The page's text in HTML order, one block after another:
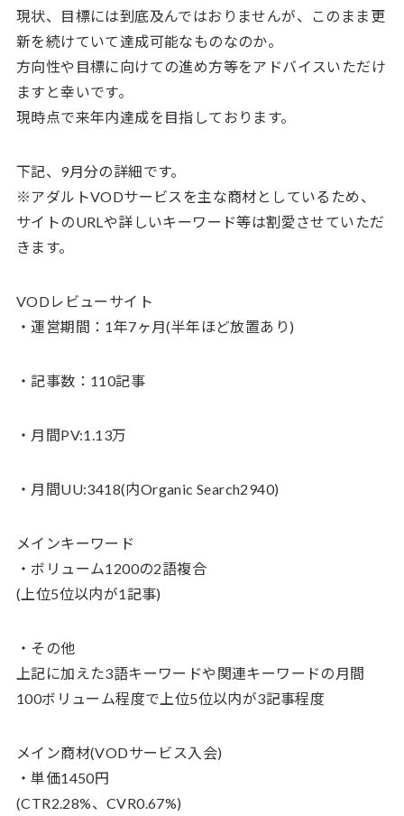
現状、目標には到底及んではおりませんが、このまま更
新を続けていて達成可能なものなのか。
方向性や目標に向けての進め方等をアドバイスいただけ
ますと幸いです。
現時点で来年内達成を目指しております。
下記、9月分の詳細です。
※アダルトVODサービスを主な商材としているため、
サイトのURLや詳しいキーワード等は割愛させていただ
きます。
VODレビューサイト
・運営期間：1年7ヶ月(半年ほど放置あり)
・記事数：110記事
・月間PV:1.13万
・月間UU:3418(内Organic Search2940)
メインキーワード
・ボリューム1200の2語複合
(上位5位以内が1記事)
・その他
上記に加えた3語キーワードや関連キーワードの月間
100ボリューム程度で上位5位以内が3記事程度
メイン商材(VODサービス入会)
・単価1450円
(CTR2.28%、CVR0.67%)